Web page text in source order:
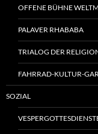
OFFENE BÜHNE
PALAVER RHABABA
TRIALOG DER
FAHRRAD-KULTUR-
SOZIAL